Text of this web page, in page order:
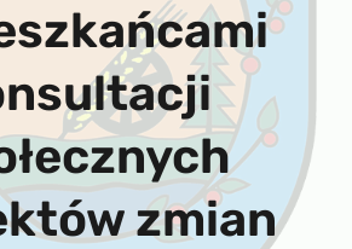
zmian